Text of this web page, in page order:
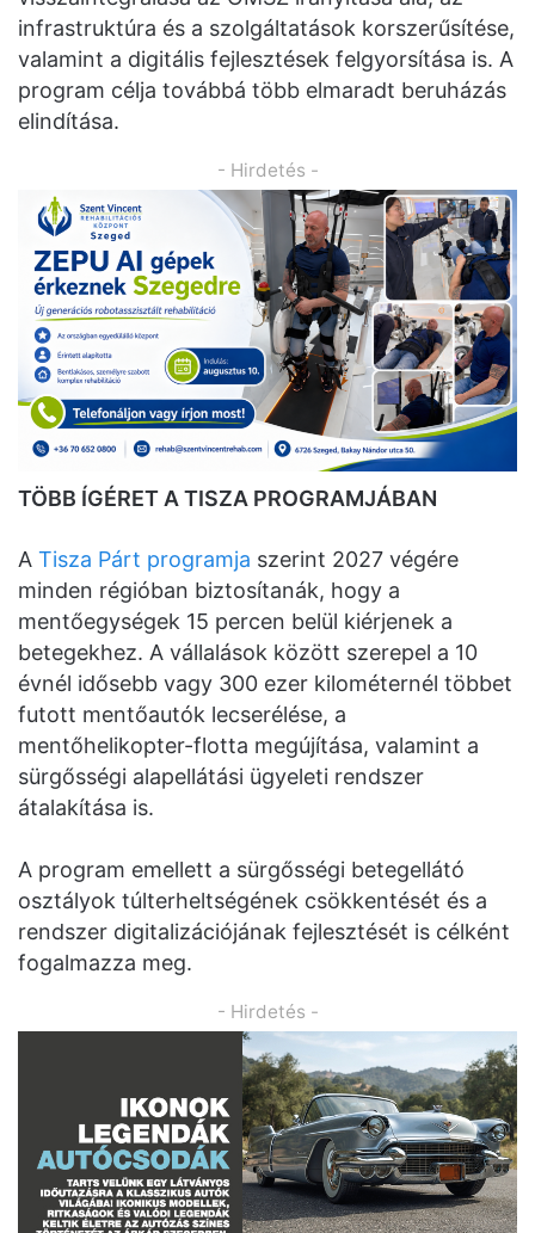
infrastruktúra és a szolgáltatások korszerűsítése,
valamint a digitális fejlesztések felgyorsítása is. A
program célja továbbá több elmaradt beruházás
elindítása.
- Hirdetés -
TÖBB ÍGÉRET A TISZA PROGRAMJÁBAN
A Tisza Párt programja szerint 2027 végére
minden régióban biztosítanák, hogy a
mentőegységek 15 percen belül kiérjenek a
betegekhez. A vállalások között szerepel a 10
évnél idősebb vagy 300 ezer kilométernél többet
futott mentőautók lecserélése, a
mentőhelikopter-flotta megújítása, valamint a
sürgősségi alapellátási ügyeleti rendszer
átalakítása is.
A program emellett a sürgősségi betegellátó
osztályok túlterheltségének csökkentését és a
rendszer digitalizációjának fejlesztését is célként
fogalmazza meg.
- Hirdetés -